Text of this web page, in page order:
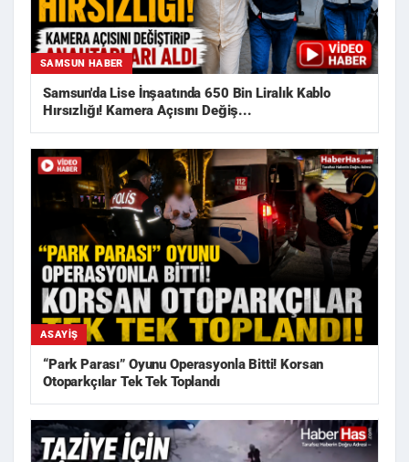
SAMSUN HABER
Samsun'da Lise İnşaatında 650 Bin Liralık Kablo
Hırsızlığı! Kamera Açısını Değiş...
ASAYIŞ
“Park Parası” Oyunu Operasyonla Bitti! Korsan
Otoparkçılar Tek Tek Toplandı